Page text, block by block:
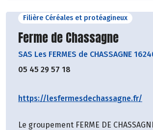
Filière Céréales et protéagineux
Découvrir le producteur
Ferme de Chassagne
SAS Les FERMES de CHASSAGNE
05 45 29 57 18
https://lesfermesdechassagne.fr/
Le groupement FERME DE